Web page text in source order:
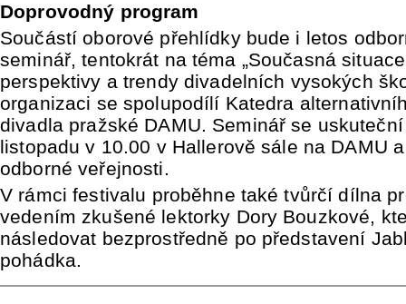
Doprovodný program
Součástí oborové přehlídky bude i letos
seminář, tentokrát na téma „Současná
perspektivy a trendy divadelních vysokých
organizaci se spolupodílí Katedra
divadla pražské DAMU. Seminář se
listopadu v 10.00 v Hallerově sále na DAMU
odborné veřejnosti.
V rámci festivalu proběhne také tvůrčí dílna
vedením zkušené lektorky Dory Bouzkové,
následovat bezprostředně po představení
pohádka.